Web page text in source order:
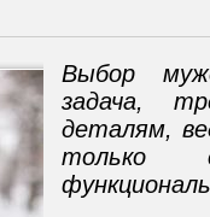
Выбор
задача,
деталям,
только